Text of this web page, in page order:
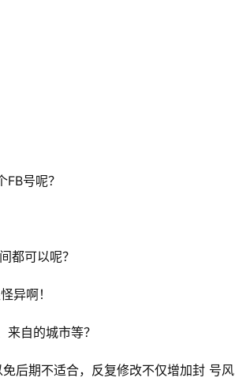
号呢？
都可以呢？
异啊！
自的城市等？
后期不适合，反复修改不仅增加封 号风